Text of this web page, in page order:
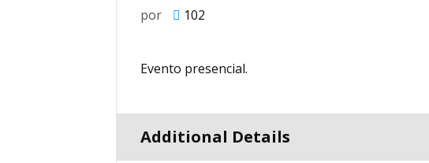
por 102
Evento presencial.
Additional Details